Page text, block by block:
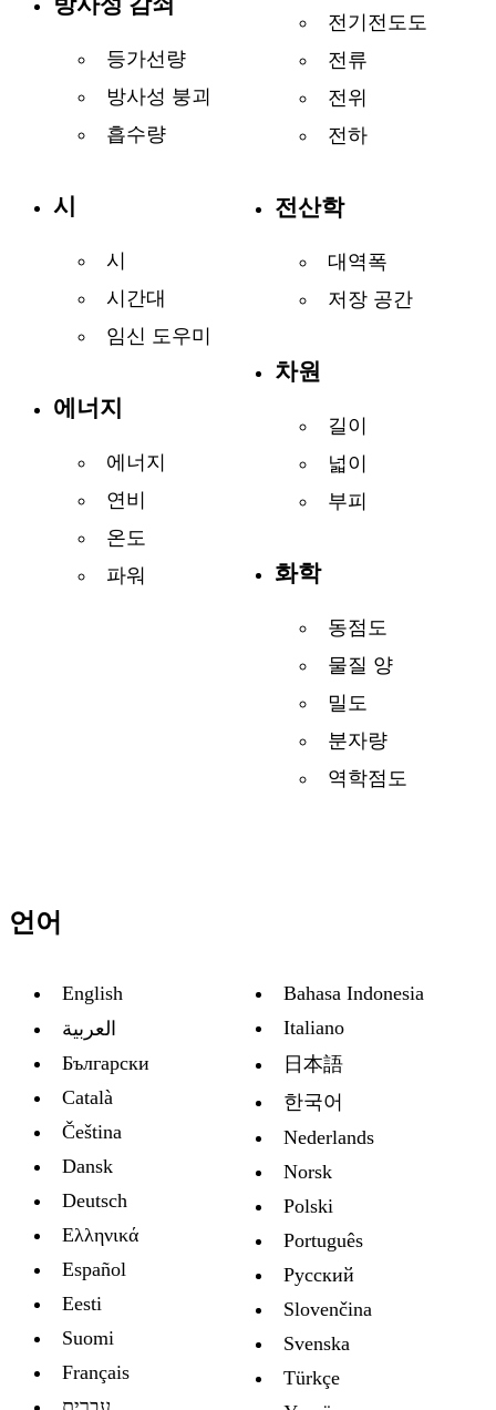
등가선량
방사성 붕괴
흡수량
시
시
시간대
임신 도우미
에너지
에너지
연비
온도
파워
전기전도도
전류
전위
전하
전산학
대역폭
저장 공간
차원
길이
넓이
부피
화학
동점도
물질 양
밀도
분자량
역학점도
언어
English
العربية
Български
Català
Čeština
Dansk
Deutsch
Ελληνικά
Español
Eesti
Suomi
Français
Bahasa Indonesia
Italiano
日本語
한국어
Nederlands
Norsk
Polski
Português
Русский
Slovenčina
Svenska
Türkçe